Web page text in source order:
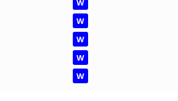
W
W
W
W